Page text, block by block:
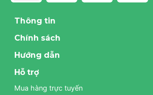
Thông tin
Chính sách
Hướng dẫn
Hỗ trợ
Mua hàng trực tuyến